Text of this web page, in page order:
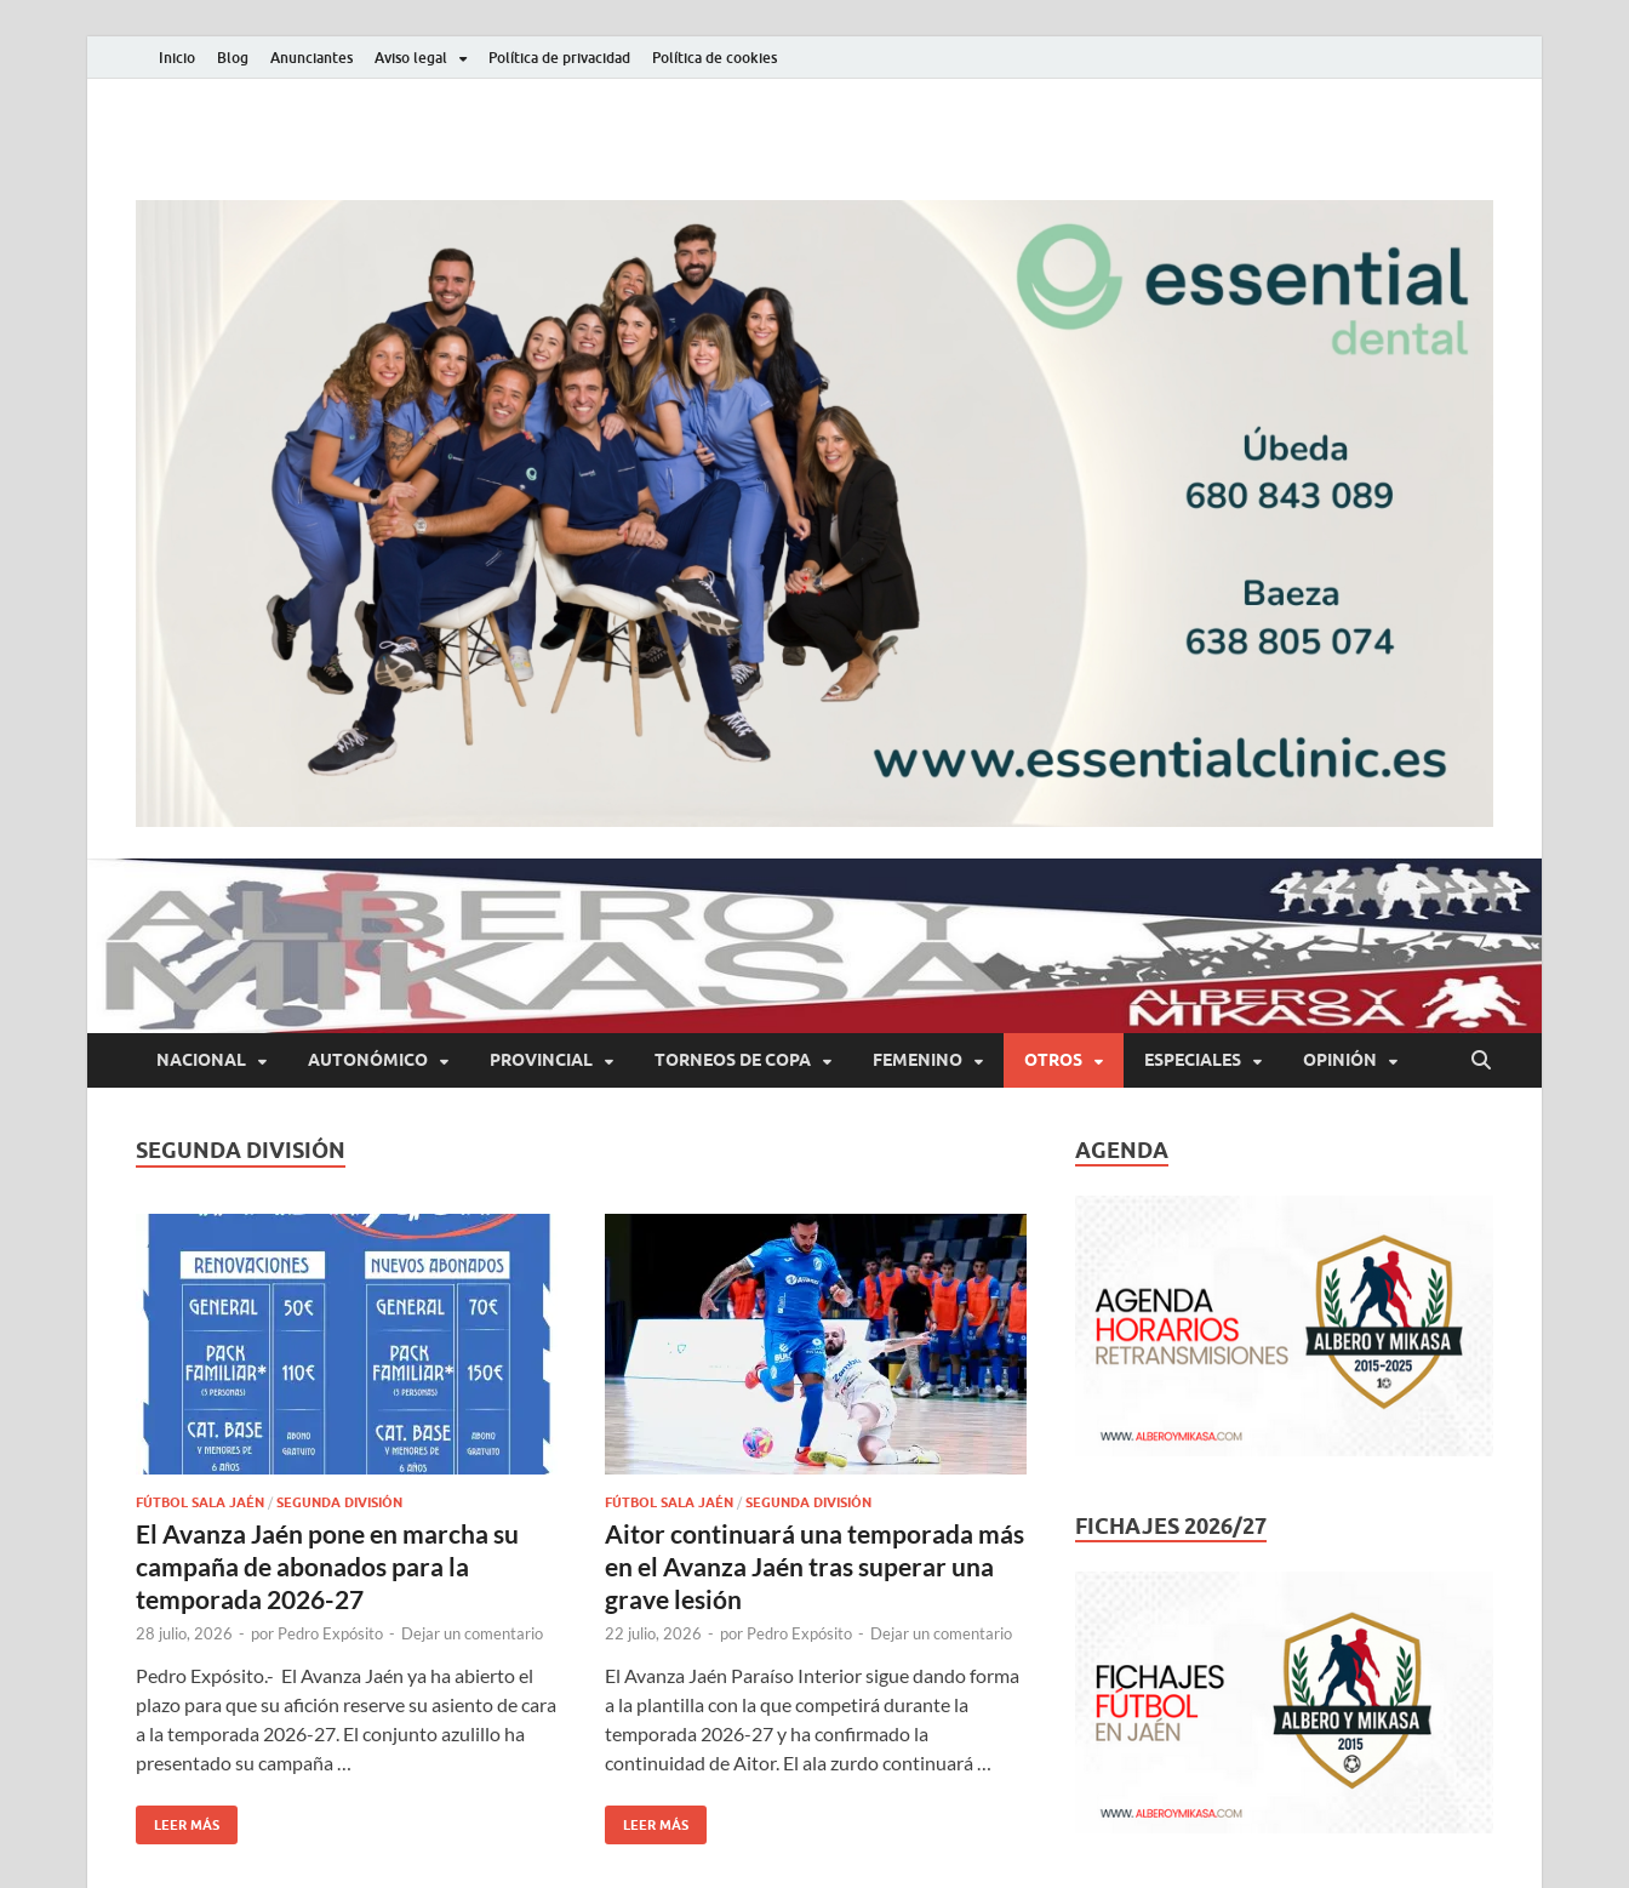
Inicio Blog Anunciantes Aviso legal Política de privacidad Política de cookies
NACIONAL AUTONÓMICO PROVINCIAL TORNEOS DE COPA FEMENINO OTROS ESPECIALES OPINIÓN
SEGUNDA DIVISIÓN
FÚTBOL SALA JAÉN / SEGUNDA DIVISIÓN
El Avanza Jaén pone en marcha su
campaña de abonados para la
temporada 2026-27
28 julio, 2026 - por Pedro Expósito - Dejar un comentario
Pedro Expósito.- El Avanza Jaén ya ha abierto el
plazo para que su afición reserve su asiento de cara
a la temporada 2026-27. El conjunto azulillo ha
presentado su campaña …
LEER MÁS
FÚTBOL SALA JAÉN / SEGUNDA DIVISIÓN
Aitor continuará una temporada más
en el Avanza Jaén tras superar una
grave lesión
22 julio, 2026 - por Pedro Expósito - Dejar un comentario
El Avanza Jaén Paraíso Interior sigue dando forma
a la plantilla con la que competirá durante la
temporada 2026-27 y ha confirmado la
continuidad de Aitor. El ala zurdo continuará …
LEER MÁS
AGENDA
FICHAJES 2026/27